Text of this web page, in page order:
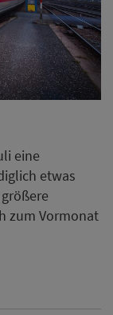
eine
etwas
zum Vormonat